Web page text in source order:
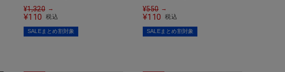
ルダー/クラゲ/#平成女児
¥1,320 →
¥110 税込
SALEまとめ割対象
ップ/ハムスター/#平成女児
¥550 →
¥110 税込
SALEまとめ割対象